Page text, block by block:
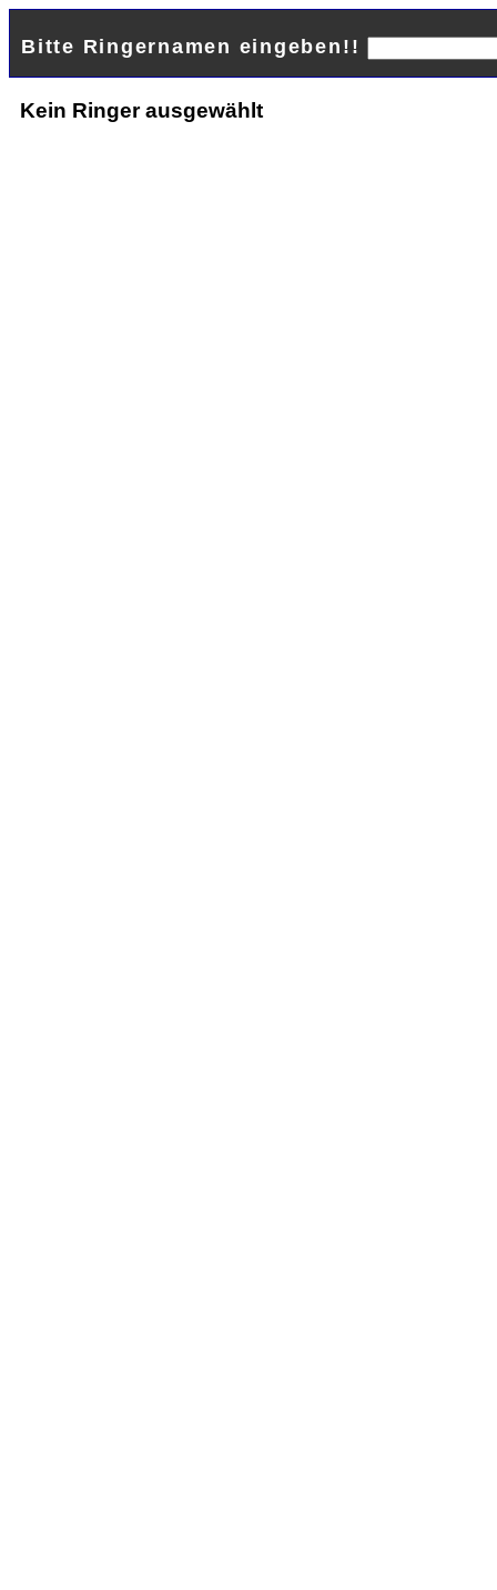
Bitte Ringernamen eingeben!!
Kein Ringer ausgewählt